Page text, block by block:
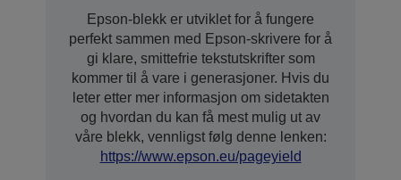
Epson-blekk er utviklet for å fungere
perfekt sammen med Epson-skrivere for å
gi klare, smittefrie tekstutskrifter som
kommer til å vare i generasjoner. Hvis du
leter etter mer informasjon om sidetakten
og hvordan du kan få mest mulig ut av
våre blekk, vennligst følg denne lenken:
https://www.epson.eu/pageyield